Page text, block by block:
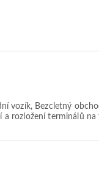
vozík, Bezcletný
a rozložení terminálů